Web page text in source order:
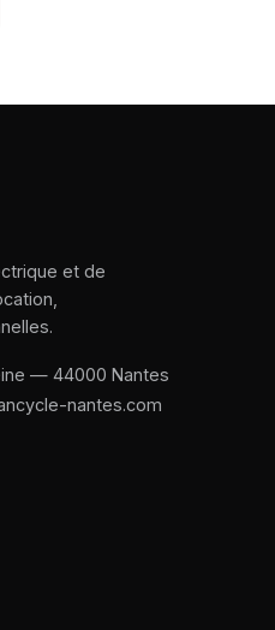
et de
— 44000 Nantes
nantes.com